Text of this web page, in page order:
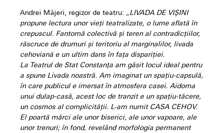
Andrei Măjeri, regizor de teatru: „LIVADA DE VIȘINI
propune lectura unor vieți teatralizate, o lume aflată în
crepuscul. Fantomă colectivă și teren al contradicțiilor,
răscruce de drumuri și teritoriu al marginalilor, livada
cehoviană e un ultim dans în fața dispariției.
La Teatrul de Stat Constanța am găsit locul ideal pentru
a spune Livada noastră. Am imaginat un spațiu-capsulă,
în care publicul e imersat în atmosfera casei. Aidoma
unui dulap-casă, acest loc de tranzit e un spațiu-tăcere,
un cosmos al complicității. L-am numit CASA CEHOV.
El poartă mărci ale unor biserici, ale unor vapoare, ale
unor trenuri; în fond, revelând morfologia permanent